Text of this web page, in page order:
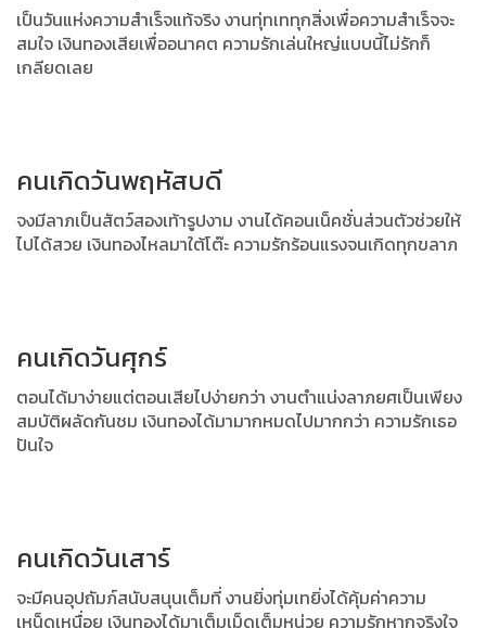
เป็นวันแห่งความสำเร็จแท้จริง งานทุ่ทเททุกสิ่งเพื่อความสำเร็จจะ
สมใจ เงินทองเสียเพื่ออนาคต ความรักเล่นใหญ่แบบนี้ไม่รักก็
เกลียดเลย
คนเกิดวันพฤหัสบดี
จงมีลาภเป็นสัตว์สองเท้ารูปงาม งานได้คอนเน็คชั่นส่วนตัวช่วยให้
ไปได้สวย เงินทองไหลมาใต้โต๊ะ ความรักร้อนแรงจนเกิดทุกขลาภ
คนเกิดวันศุกร์
ตอนได้มาง่ายแต่ตอนเสียไปง่ายกว่า งานตำแน่งลาภยศเป็นเพียง
สมบัติผลัดกันชม เงินทองได้มามากหมดไปมากกว่า ความรักเธอ
ปันใจ
คนเกิดวันเสาร์
จะมีคนอุปถัมภ์สนับสนุนเต็มที่ งานยิ่งทุ่มเทยิ่งได้คุ้มค่าความ
เหน็ดเหนื่อย เงินทองได้มาเต็มเม็ดเต็มหน่วย ความรักหากจริงใจ